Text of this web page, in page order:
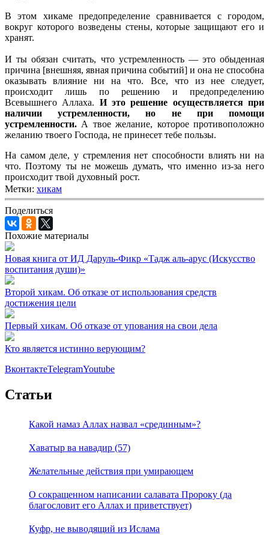
В этом хикаме предопределение сравнивается с городом,
вокруг которого возведены стены, которые защищают его и
хранят.
И ты обязан считать, что устремленность — это обыденная
причина [внешняя, явная причина событий] и она не способна
оказывать влияние ни на что. Все, что из нее следует,
происходит лишь по решению и предопределению
Всевышнего Аллаха. И это решение осуществляется при
наличии устремленности, но не при помощи
устремленности. А твое желание, которое противоположно
желанию твоего Господа, не принесет тебе пользы.
На самом деле, у стремления нет способности влиять ни на
что. Поэтому ты не можешь думать, что именно из-за него
происходит твой духовный рост.
Метки: хикам
Поделиться
Похожие материалы
Новая книга от ИД Даруль-Фикр «Тадж аль-арус (Искусство
воспитания души)»
Второй хикам. Об отказе от использования средств
достижения цели
Первый хикам. Об отказе от упования на свои дела
Кто является истинно верующим?
ВконтактеTelegramYoutube
Статьи
Какой намаз Аллах назвал «срединным»?
Хаватыр ва навадир (57)
Желательные действия при умирающем
О сокращенном написании салавата Пророку (да
благословит его Аллах и приветствует)
Куфр, не выводящий из Ислама